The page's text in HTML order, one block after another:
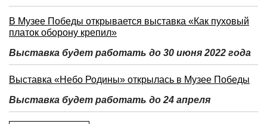
В Музее Победы открывается выставка «Как пуховый
платок оборону крепил»
Выставка будет работать до 30 июня 2022 года
Выставка «Небо Родины» открылась в Музее Победы
Выставка будет работать до 24 апреля